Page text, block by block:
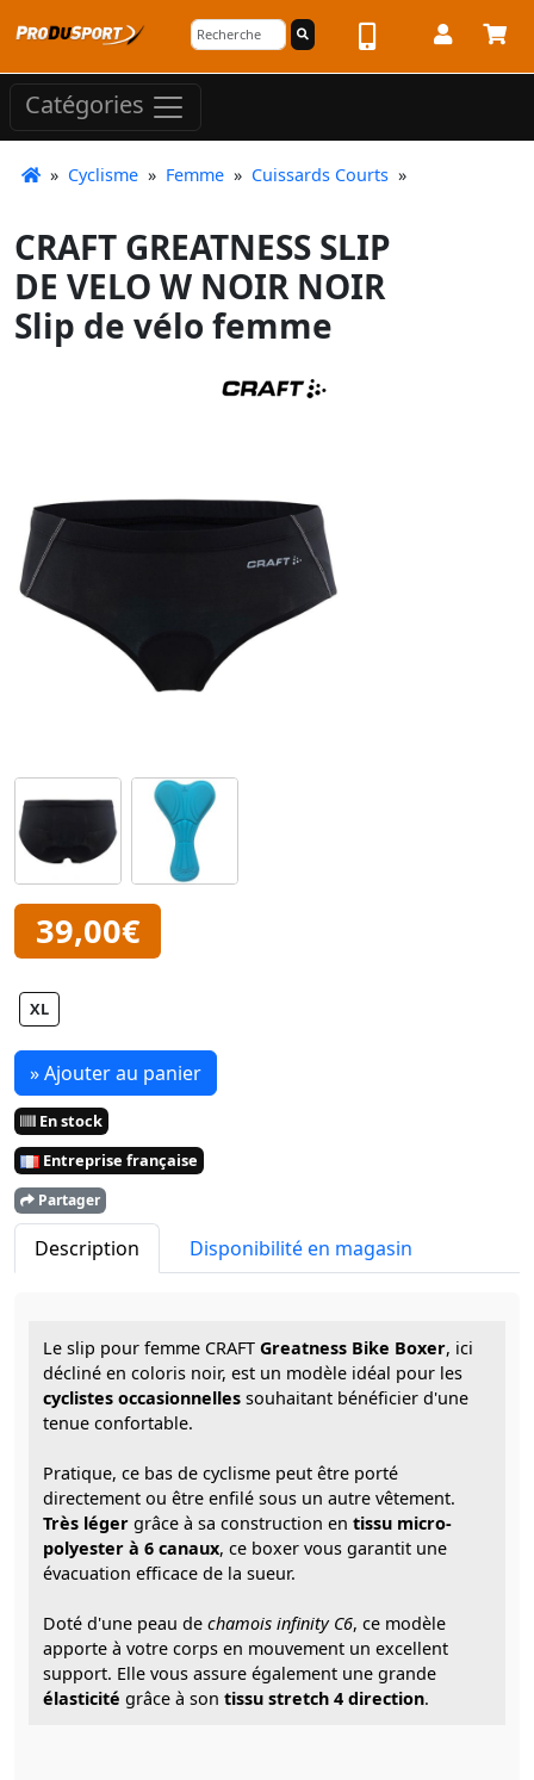
Catégories
» Cyclisme » Femme » Cuissards Courts »
CRAFT GREATNESS SLIP
DE VELO W NOIR NOIR
Slip de vélo femme
39,00€
XL
» Ajouter au panier
En stock
Entreprise française
Partager
Description Disponibilité en magasin
Le slip pour femme CRAFT Greatness Bike Boxer, ici
décliné en coloris noir, est un modèle idéal pour les
cyclistes occasionnelles souhaitant bénéficier d'une
tenue confortable.
Pratique, ce bas de cyclisme peut être porté
directement ou être enfilé sous un autre vêtement.
Très léger grâce à sa construction en tissu micro-
polyester à 6 canaux, ce boxer vous garantit une
évacuation efficace de la sueur.
Doté d'une peau de chamois infinity C6, ce modèle
apporte à votre corps en mouvement un excellent
support. Elle vous assure également une grande
élasticité grâce à son tissu stretch 4 direction.